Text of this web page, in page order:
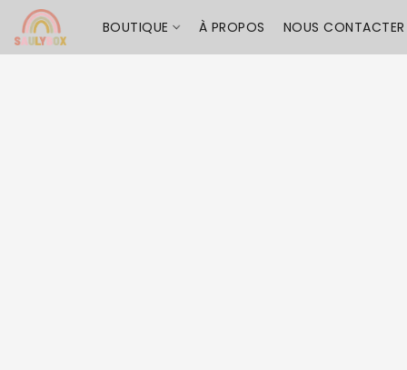
BOUTIQUE À PROPOS NOUS CONTACTER